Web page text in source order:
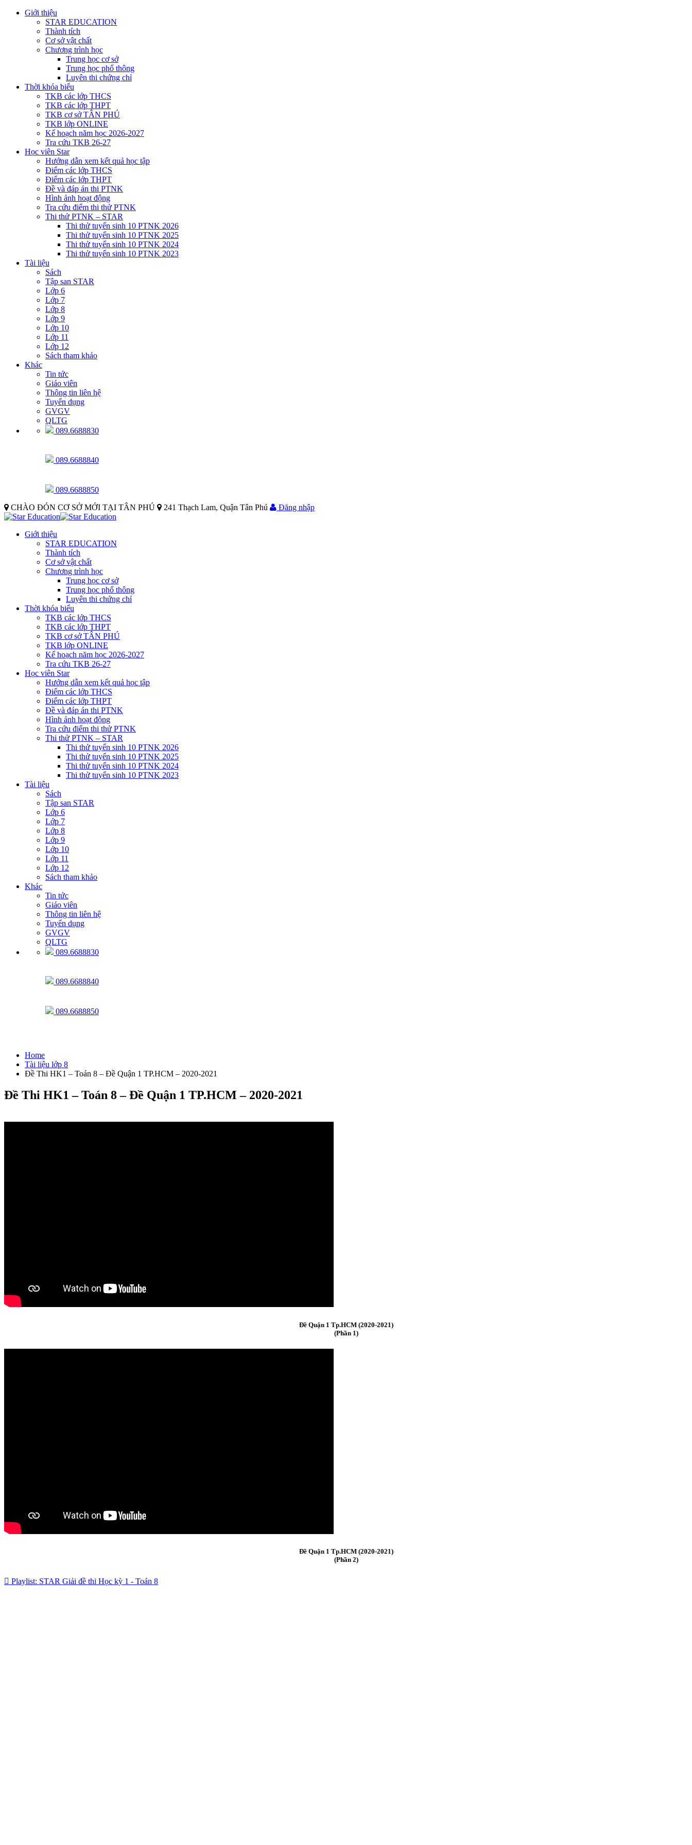
Giới thiệu
STAR EDUCATION
Thành tích
Cơ sở vật chất
Chương trình học
Trung học cơ sở
Trung học phổ thông
Luyên thi chứng chỉ
Thời khóa biểu
TKB các lớp THCS
TKB các lớp THPT
TKB cơ sở TÂN PHÚ
TKB lớp ONLINE
Kế hoạch năm học 2026-2027
Tra cứu TKB 26-27
Học viên Star
Hướng dẫn xem kết quả học tập
Điểm các lớp THCS
Điểm các lớp THPT
Đề và đáp án thi PTNK
Hình ảnh hoạt động
Tra cứu điểm thi thử PTNK
Thi thử PTNK – STAR
Thi thử tuyển sinh 10 PTNK 2026
Thi thử tuyển sinh 10 PTNK 2025
Thi thử tuyển sinh 10 PTNK 2024
Thi thử tuyển sinh 10 PTNK 2023
Tài liệu
Sách
Tập san STAR
Lớp 6
Lớp 7
Lớp 8
Lớp 9
Lớp 10
Lớp 11
Lớp 12
Sách tham khảo
Khác
Tin tức
Giáo viên
Thông tin liên hệ
Tuyển dụng
GVGV
QLTG
089.6688830
089.6688840
089.6688850
CHÀO ĐÓN CƠ SỞ MỚI TẠI TÂN PHÚ
241 Thạch Lam, Quận Tân Phú Đăng nhập
Giới thiệu
STAR EDUCATION
Thành tích
Cơ sở vật chất
Chương trình học
Trung học cơ sở
Trung học phổ thông
Luyên thi chứng chỉ
Thời khóa biểu
TKB các lớp THCS
TKB các lớp THPT
TKB cơ sở TÂN PHÚ
TKB lớp ONLINE
Kế hoạch năm học 2026-2027
Tra cứu TKB 26-27
Học viên Star
Hướng dẫn xem kết quả học tập
Điểm các lớp THCS
Điểm các lớp THPT
Đề và đáp án thi PTNK
Hình ảnh hoạt động
Tra cứu điểm thi thử PTNK
Thi thử PTNK – STAR
Thi thử tuyển sinh 10 PTNK 2026
Thi thử tuyển sinh 10 PTNK 2025
Thi thử tuyển sinh 10 PTNK 2024
Thi thử tuyển sinh 10 PTNK 2023
Tài liệu
Sách
Tập san STAR
Lớp 6
Lớp 7
Lớp 8
Lớp 9
Lớp 10
Lớp 11
Lớp 12
Sách tham khảo
Khác
Tin tức
Giáo viên
Thông tin liên hệ
Tuyển dụng
GVGV
QLTG
089.6688830
089.6688840
089.6688850
Home
Tài liệu lớp 8
Đề Thi HK1 – Toán 8 – Đề Quận 1 TP.HCM – 2020-2021
Đề Thi HK1 – Toán 8 – Đề Quận 1 TP.HCM – 2020-2021
Đề Quận 1 Tp.HCM (2020-2021)
(Phần 1)
Đề Quận 1 Tp.HCM (2020-2021)
(Phần 2)
Playlist: STAR Giải đề thi Học kỳ 1 - Toán 8